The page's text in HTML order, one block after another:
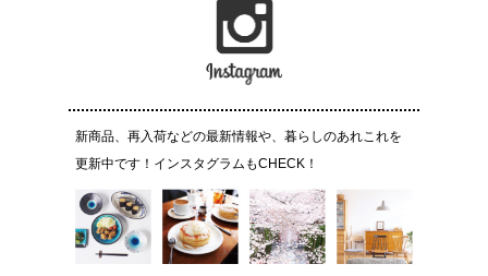
新商品、再入荷などの最新情報や、暮らしのあれこれを
更新中です！インスタグラムもCHECK！